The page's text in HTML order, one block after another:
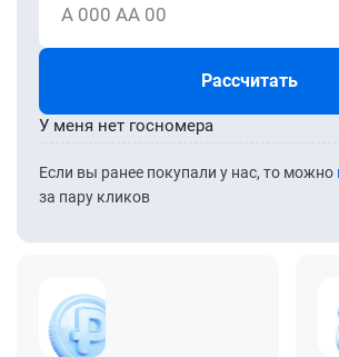
А 000 АА 00
Рассчитать
Если вы ранее покупали у нас, то можно
за пару кликов
У меня нет госномера